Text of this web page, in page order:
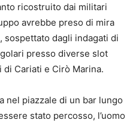
ricostruito dai militari
avrebbe preso di mira
sospettato dagli indagati di
presso diverse slot
Cariati e Cirò Marina.
nel piazzale di un bar lungo
stato percosso, l’uomo